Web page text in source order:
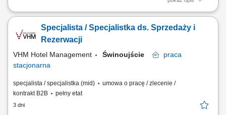
Opis stanowiska kompleksowa obsługa Gości hotelowych zgodnie z
wymeldowania Gości, obsługa rezerwacji telefonicznych, mailowych
oraz bezpośrednich, udzielanie informacji o usługach hotelu,
Specjalista / Specjalistka ds. Sprzedaży i
Rezerwacji
VHM Hotel Management Świnoujście
praca
stacjonarna
specjalista / specjalistka (mid)
umowa o pracę / zlecenie /
kontrakt B2B
pełny etat
3 dni